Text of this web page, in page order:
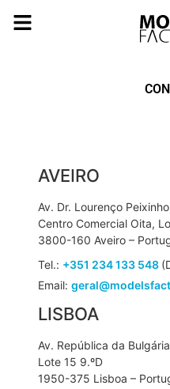
AVEIRO
Av. Dr. Lourenço
Centro Comercial Oita,
3800-160 Aveiro –
Tel.: +351 234 133 548
Email:
LISBOA
Av. República da Bulgária
Lote 15 9.ºD
1950-375 Lisboa –